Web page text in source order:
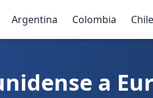
Argentina Colombia Chile
a